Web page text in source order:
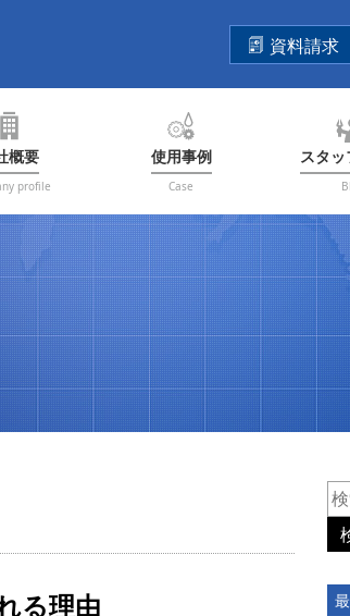
資料請求
概要
profile
使用事例
Case
スタ
る理由
検
索: